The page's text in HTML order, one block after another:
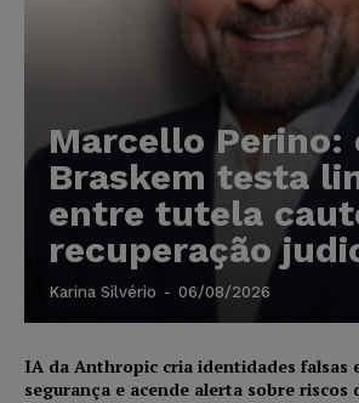
Marcello Perino:
Braskem testa
entre tutela
recuperação
Karina Silvério - 06/08/2026
IA da Anthropic cria identidades falsas
segurança e acende alerta sobre riscos